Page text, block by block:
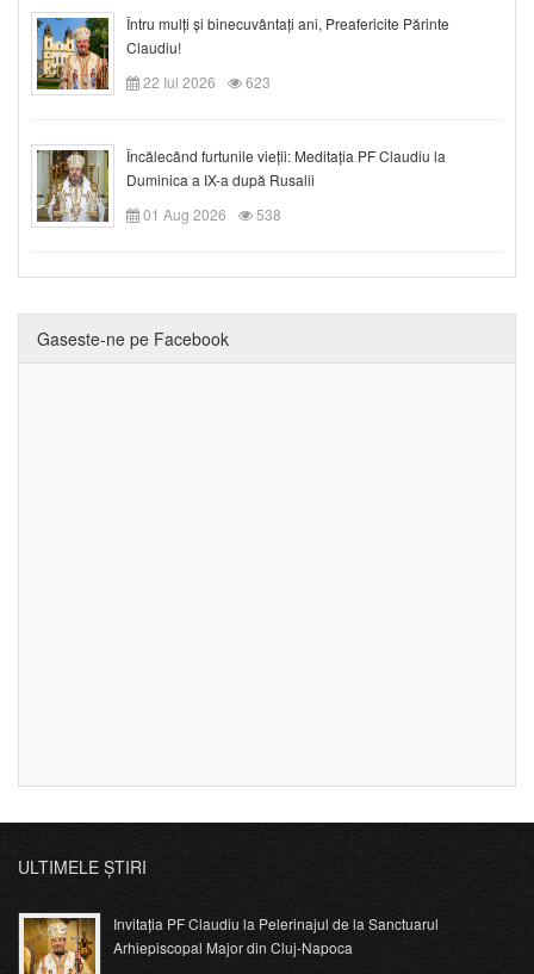
Întru mulți și binecuvântați ani, Preafericite Părinte
Claudiu!
22 Iul 2026
623
Încălecând furtunile vieții: Meditația PF Claudiu la
Duminica a IX-a după Rusalii
01 Aug 2026
538
Gaseste-ne pe Facebook
ULTIMELE ȘTIRI
Invitația PF Claudiu la Pelerinajul de la Sanctuarul
Arhiepiscopal Major din Cluj-Napoca